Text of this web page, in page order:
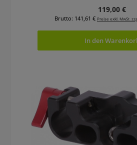
Regulärer
119,00 €
Brutto: 141,61 € Preise exkl. MwSt.
In den